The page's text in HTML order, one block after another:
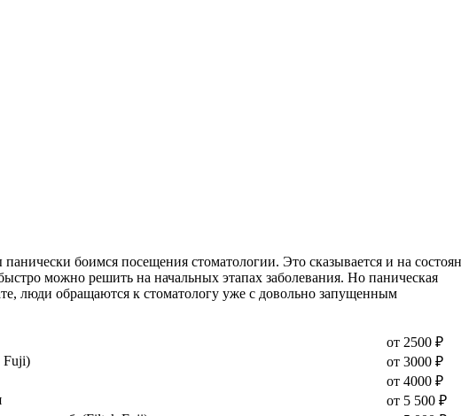
боимся посещения стоматологии. Это сказывается и на
можно решить на начальных этапах заболевания. Но паническая
люди обращаются к стоматологу уже с довольно запущенным
от 2500 ₽
Fuji)
от 3000 ₽
от 4000 ₽
от 5 500 ₽